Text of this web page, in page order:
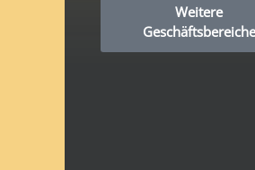
Weitere
Geschäftsbereiche